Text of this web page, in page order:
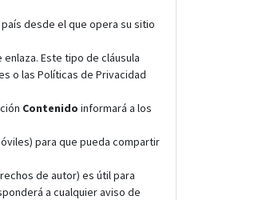
desde el que opera su sitio
Este tipo de cláusula
o las Políticas de Privacidad
Contenido informará a los
para que pueda compartir
de autor) es útil para
a cualquier aviso de